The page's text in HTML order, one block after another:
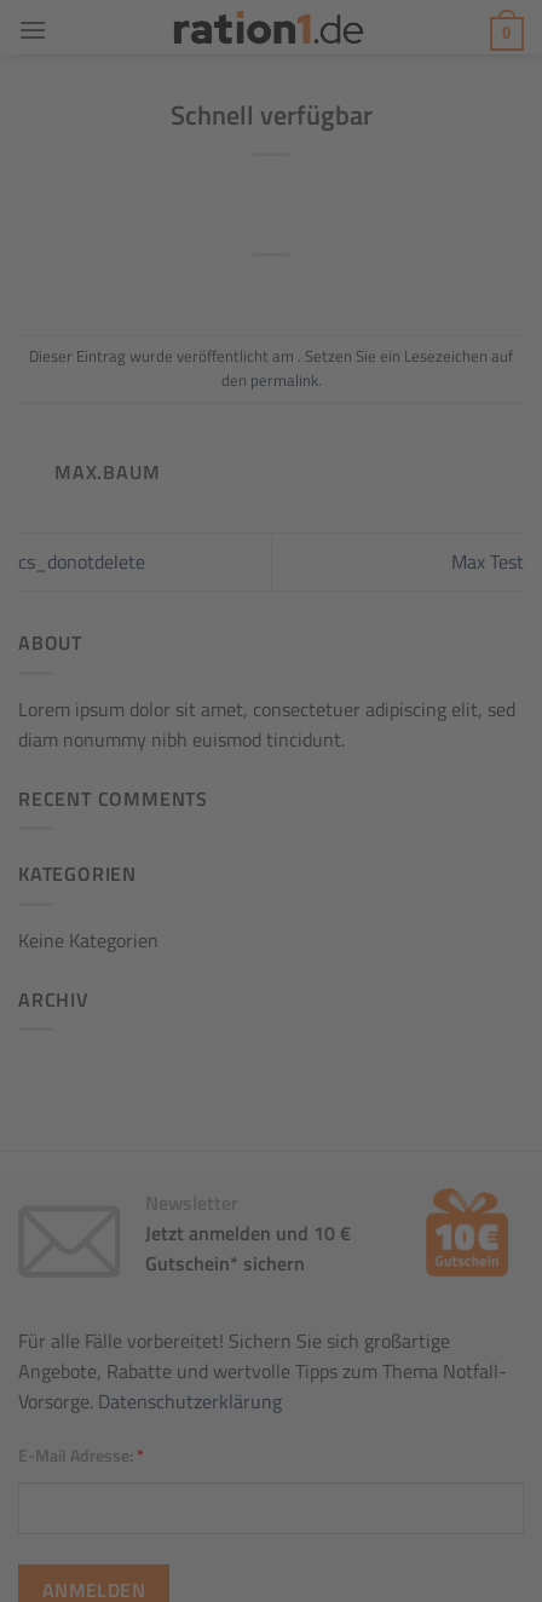
Inhalt
0
Schnell verfügbar
Dieser Eintrag wurde veröffentlicht am . Setzen Sie ein Lesezeichen auf
den permalink.
MAX.BAUM
cs_donotdelete Max Test
ABOUT
Lorem ipsum dolor sit amet, consectetuer adipiscing elit, sed
diam nonummy nibh euismod tincidunt.
RECENT COMMENTS
KATEGORIEN
Keine Kategorien
ARCHIV
Newsletter
Jetzt anmelden und 10 €
Gutschein* sichern
Für alle Fälle vorbereitet! Sichern Sie sich großartige
Angebote, Rabatte und wertvolle Tipps zum Thema Notfall-
Vorsorge. Datenschutzerklärung
E-Mail Adresse: *